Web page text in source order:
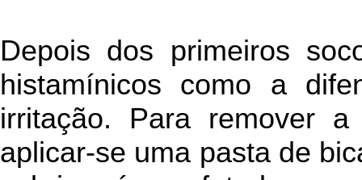
Depois dos primeiros
histamínicos como a
irritação. Para remover
aplicar-se uma pasta de